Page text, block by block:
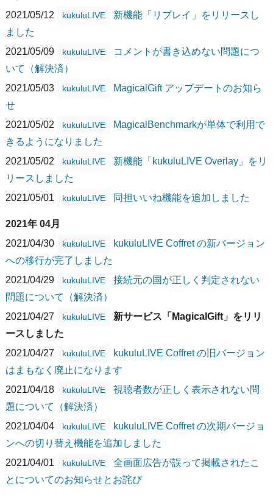
2021/05/12
kukuluLIVE
新機能「リプレイ」をリリースし
ました
2021/05/09
kukuluLIVE
コメントが書き込めない問題につ
いて（解決済）
2021/05/03
kukuluLIVE
MagicalGift アップデートのお知ら
せ
2021/05/02
kukuluLIVE
MagicalBenchmarkが単体で利用で
きるようになりました
2021/05/02
kukuluLIVE
新機能「kukuluLIVE Overlay」をリ
リースしました
2021/05/01
kukuluLIVE 同担いいね機能を追加しました
2021年 04月
2021/04/30
kukuluLIVE
kukuluLIVE Coffret の新バージョン
への移行が完了しました
2021/04/29
kukuluLIVE
接続元の国が正しく判定されない
問題について（解決済）
2021/04/27
kukuluLIVE
新サービス「MagicalGift」をリリ
ースしました
2021/04/27
kukuluLIVE
kukuluLIVE Coffret の旧バージョン
はまもなく廃止になります
2021/04/18
kukuluLIVE
視聴者数が正しく表示されない問
題について（解決済）
2021/04/04
kukuluLIVE
kukuluLIVE Coffret の次期バージョ
ンへの切り替え機能を追加しました
2021/04/01
kukuluLIVE
全画面広告が誤って掲載されたこ
とについてのお知らせとお詫び